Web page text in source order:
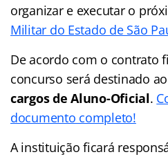
organizar e executar o
Militar do Estado de São
De acordo com o contrato
concurso será destinado
cargos de Aluno-Oficial.
documento completo!
A instituição ficará